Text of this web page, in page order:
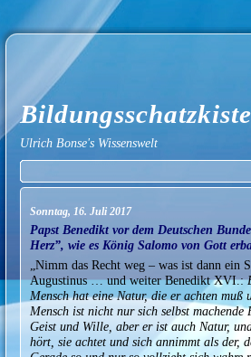
Bildungsschatzkiste
Ulrich Bonse's Wissenswelt
Sonntag, 16. Juli 2017
Papst Benedikt vor dem Deutschen
Herz”, wie es König Salomo von Gott
„Nimm das Recht weg – was ist dann ein
Augustinus … und weiter Benedikt XVI.:
Mensch hat eine Natur, die er achten
Mensch ist nicht nur sich selbst
Geist und Wille, aber er ist auch Natur,
hört, sie achtet und sich annimmt als der,